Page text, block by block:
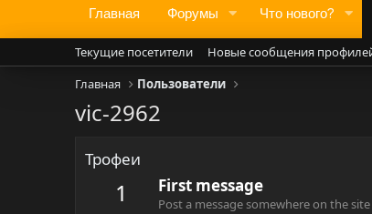
Главная Форумы Что нового?
Текущие посетители Новые сообщения
Главная
Пользователи
vic-2962
Трофеи
1 First message
Post a message somewhere on the